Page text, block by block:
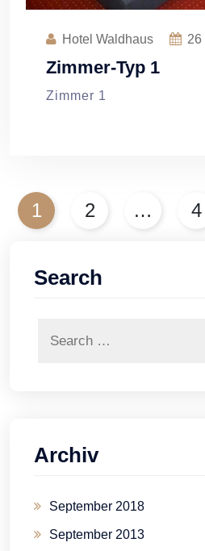
Hotel Waldhaus 26
Zimmer-Typ 1
Zimmer 1
Seitennummerierung
der
1 2 … 4
Search
Archiv
September 2018
September 2013